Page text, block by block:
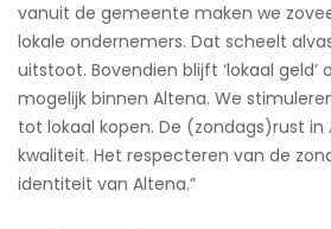
vanuit de gemeente maken we
lokale ondernemers. Dat scheelt
uitstoot. Bovendien blijft ‘lokaal geld’
mogelijk binnen Altena. We
tot lokaal kopen. De (zondags)rust in
kwaliteit. Het respecteren van de
identiteit van Altena.”